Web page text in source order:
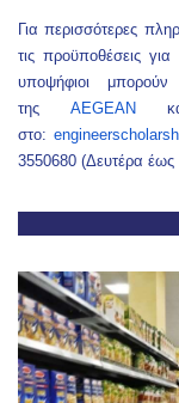
Για περισσότερες
τις προϋποθέσεις
υποψήφιοι
της AEGEAN
στο:
3550680 (Δευτέρα